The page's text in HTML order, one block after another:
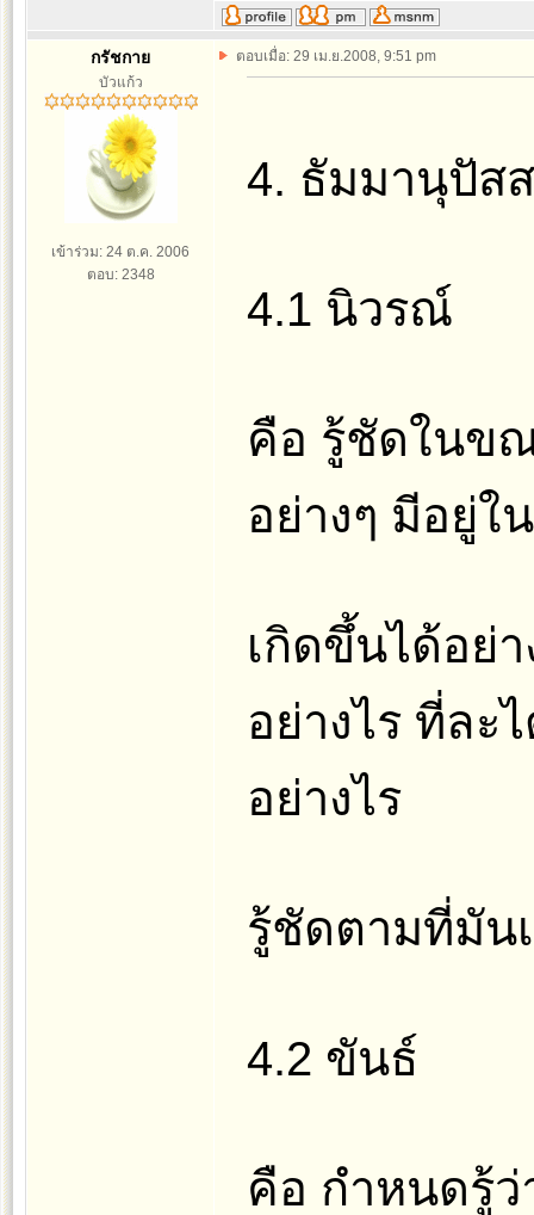
กรัชกาย
บัวแก้ว
เข้าร่วม: 24 ต.ค. 2006
ตอบ: 2348
ตอบเมื่อ: 29 เม.ย.2008, 9:51 pm
4. ธัมมานุปัส
4.1 นิวรณ์
คือ รู้ชัดในข
อย่างๆ มีอยู่ใ
เกิดขึ้นได้อย่
อย่างไร ที่ละ
อย่างไร
รู้ชัดตามที่มัน
4.2 ขันธ์
คือ กำหนดรู้ว่